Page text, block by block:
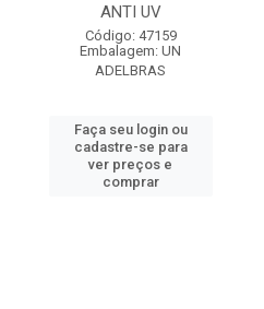
ANTI UV
Código: 47159
Embalagem: UN
ADELBRAS
Faça seu login ou
cadastre-se para
ver preços e
comprar